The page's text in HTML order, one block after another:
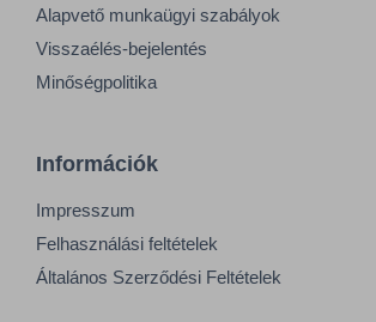
Alapvető munkaügyi szabályok
Visszaélés-bejelentés
Minőségpolitika
Információk
Impresszum
Felhasználási feltételek
Általános Szerződési Feltételek